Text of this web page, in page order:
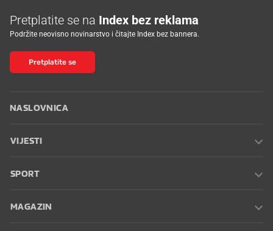
Pretplatite se na Index bez reklama
Podržite neovisno novinarstvo i čitajte Index bez bannera.
Pretplatite se
NASLOVNICA
VIJESTI
SPORT
MAGAZIN